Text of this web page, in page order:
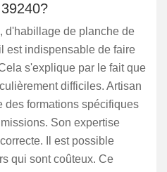
d'habillage de planche de
est indispensable de faire
s'explique par le fait que
difficiles. Artisan
des formations spécifiques
Son expertise
Il est possible
qui sont coûteux. Ce